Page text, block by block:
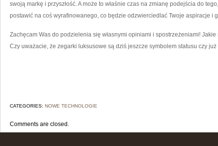
swoją markę i przyszłość. A może to właśnie czas na zmianę podejścia do
postawić na coś wyrafinowanego, co będzie odzwierciedlać Twoje aspiracje i
Zachęcam Was do podzielenia się własnymi opiniami i spostrzeżeniami!
Czy uważacie, że zegarki luksusowe są dziś jeszcze symbolem statusu czy
CATEGORIES: NOWE TECHNOLOGIE
Comments are closed.